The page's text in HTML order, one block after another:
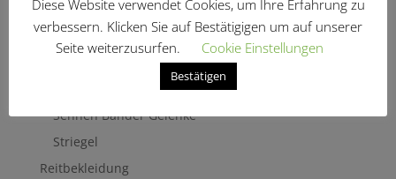
Pferdewäsche
Putzzeug & Zubehör
Bürsten & Kardätschen
Sehnen Bänder Gelenke
Striegel
Reitbekleidung
Diese Website verwendet Cookies, um Ihre Erfahrung zu
verbessern. Klicken Sie auf Bestätigigen um auf unserer
Seite weiterzusurfen.
Cookie Einstellungen
Bestätigen